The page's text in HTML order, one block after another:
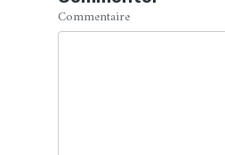
Commentaire